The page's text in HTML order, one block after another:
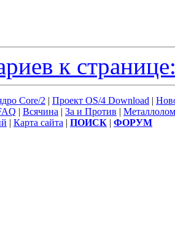
к
Core/2 | Проект OS/4 Download |
| Всячина | За и Против | Металлолом
| Карта сайта | ПОИСК | ФОРУМ